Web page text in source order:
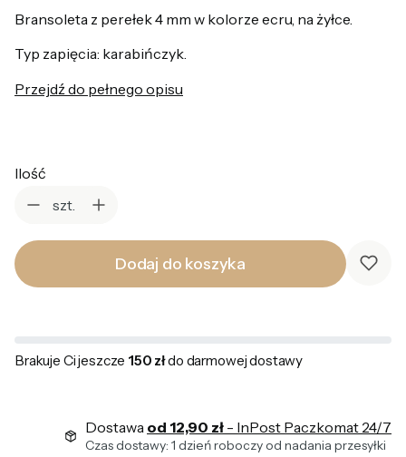
Bransoleta z perełek 4 mm w kolorze ecru, na żyłce.
Typ zapięcia: karabińczyk.
Przejdź do pełnego opisu
Ilość
szt.
Dodaj do koszyka
Brakuje Ci jeszcze 150 złdo darmowej dostawy
Dostawa od 12,90 zł - InPost Paczkomat 24/7
Czas dostawy: 1 dzień roboczy od nadania przesyłki